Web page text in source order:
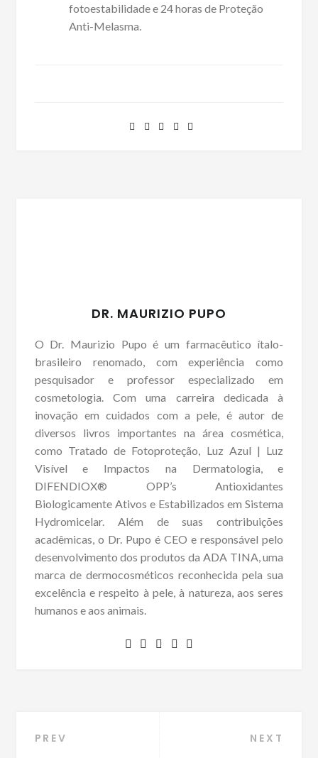
fotoestabilidade e 24 horas de Proteção
Anti-Melasma.
DR. MAURIZIO PUPO
O Dr. Maurizio Pupo é um farmacêutico ítalo-
brasileiro renomado, com experiência como
pesquisador e professor especializado em
cosmetologia. Com uma carreira dedicada à
inovação em cuidados com a pele, é autor de
diversos livros importantes na área cosmética,
como Tratado de Fotoproteção, Luz Azul | Luz
Visível e Impactos na Dermatologia, e
DIFENDIOX® OPP’s Antioxidantes
Biologicamente Ativos e Estabilizados em Sistema
Hydromicelar. Além de suas contribuições
acadêmicas, o Dr. Pupo é CEO e responsável pelo
desenvolvimento dos produtos da ADA TINA, uma
marca de dermocosméticos reconhecida pela sua
excelência e respeito à pele, à natureza, aos seres
humanos e aos animais.
Navegação
PREV NEXT